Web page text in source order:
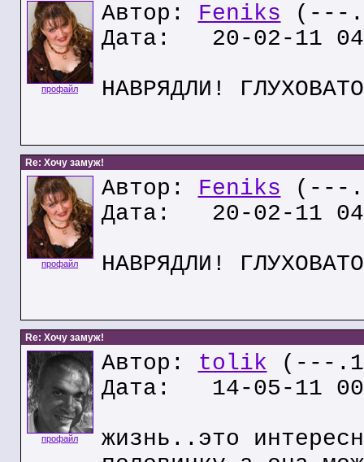
профайл
Автор: Feniks (---
Дата: 20-02-11
НАВРЯДЛИ!
Re: Хочу замуж!
профайл
Автор: Feniks (---
Дата: 20-02-11
НАВРЯДЛИ!
Re: Хочу замуж!
профайл
Автор: tolik (---
Дата: 14-05-11
жизнь..это